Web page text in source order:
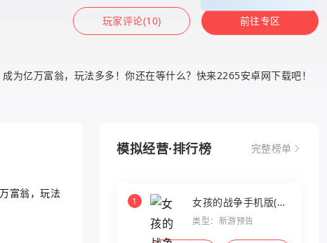
玩家评论(10) 前往专区
为亿万富翁，玩法多多！你还在等什么？快来2265安卓网下载吧！
富翁，玩法
模拟经营·排行榜 完整榜单
1
女孩的战争手机版(暂
未上线)
类型：新游预告